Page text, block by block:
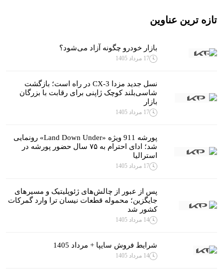
تازه ترین عناوین
بازار خودرو چگونه آزاد می‌شود؟
17 مرداد 1405
نسل جدید مزدا CX-3 در راه است؛ بازگشت
شاسی‌بلند کوچک ژاپنی برای رقابت با بزرگان
بازار
17 مرداد 1405
پورشه 911 ویژه «Land Down Under» رونمایی
شد؛ ادای احترام به ۷۵ سال حضور پورشه در
استرالیا
17 مرداد 1405
پس از عبور از چالش‌های ژئوپلیتیک و مسیرهای
جایگزین؛ محموله قطعات نیسان ترا وارد گمرکات
کشور شد
14 مرداد 1405
شرایط فروش سایپا + مرداد 1405
14 مرداد 1405